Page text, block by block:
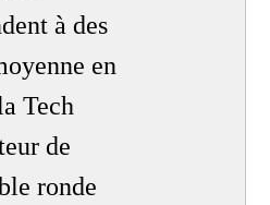
à des
en
Tech
de
ronde